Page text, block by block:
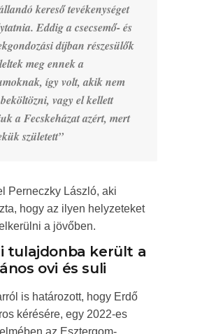
kereső tevékenységet
Eddig a csecsemő- és
díjban részesülők
meg ennek a
így volt, akik nem
vagy el kellett
a Fecskeházat azért, mert
született”
Perneczky László, aki
hogy az ilyen helyzeteket
a jövőben.
tulajdonba került a
ovi és suli
is határozott, hogy Erdő
kérésére, egy 2022-es